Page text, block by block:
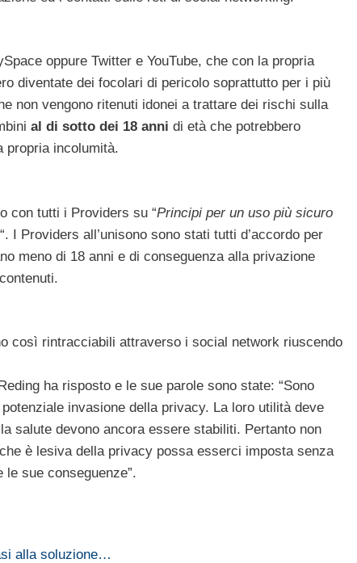
oppure Twitter e YouTube, che con la propria
diventate dei focolari di pericolo soprattutto per i più
non vengono ritenuti idonei a trattare dei rischi sulla
al di sotto dei 18 anni di età che potrebbero
propria incolumità.
con tutti i Providers su “Principi per un uso più sicuro
“. I Providers all’unisono sono stati tutti d’accordo per
meno di 18 anni e di conseguenza alla privazione
così rintracciabili attraverso i social network riuscendo
ha risposto e le sue parole sono state: “Sono
invasione della privacy. La loro utilità deve
salute devono ancora essere stabiliti. Pertanto non
è lesiva della privacy possa esserci imposta senza
le sue conseguenze”.
alla soluzione…